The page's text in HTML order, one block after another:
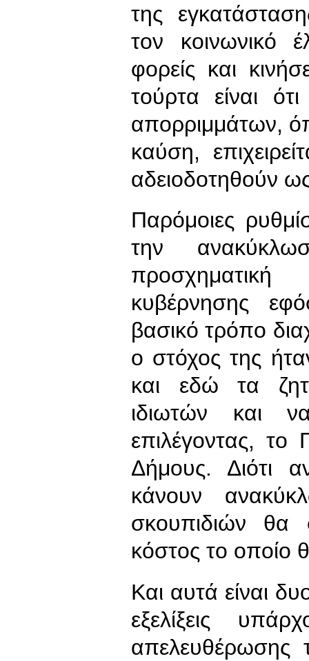
της
τον κοινωνικό
φορείς και
τούρτα είναι
απορριμμάτων,
καύση,
αδειοδοτηθούν
Παρόμοιες
την
κυβέρνησης
βασικό τρόπο
ο στόχος της
και εδώ τα
ιδιωτών και
επιλέγοντας,
Δήμους. Διότι
κάνουν
σκουπιδιών θα
κόστος το οποίο
Και αυτά είναι
εξελίξεις
απελευθέρωσης